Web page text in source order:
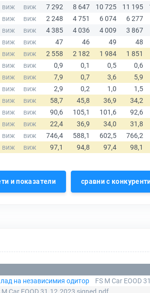
и показатели сравни с
на независимия одитор
FS M Car EOOD